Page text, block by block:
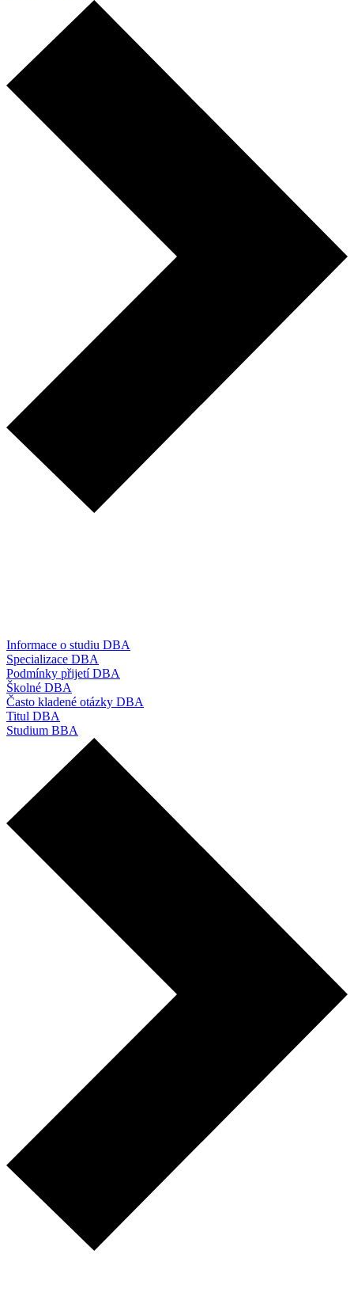
Informace o studiu DBA
Specializace DBA
Podmínky přijetí DBA
Školné DBA
Často kladené otázky DBA
Titul DBA
Studium BBA